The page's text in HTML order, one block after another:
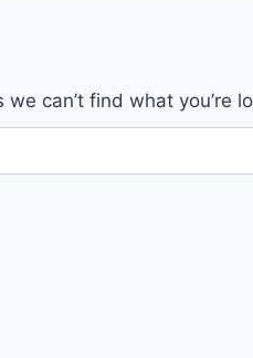
we can’t find what you’re